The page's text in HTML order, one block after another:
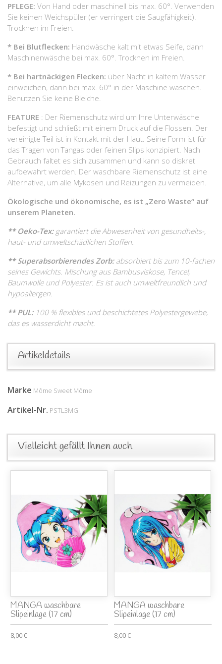
PFLEGE: Von Hand oder maschinell bis max. 60°. Verwenden
Sie keinen Weichspüler (er verringert die Saugfähigkeit).
Trocknen im Freien.
* Bei Blutflecken: Handwäsche kalt mit etwas Seife, dann
Maschinenwäsche bei max. 60°. Trocknen im Freien.
* Bei hartnäckigen Flecken: über Nacht in kaltem Wasser
einweichen, dann bei max. 60° in der Maschine waschen.
Benutzen Sie keine Bleiche.
FEATURE : Der Riemenschutz wird um Ihre Unterwäsche
befestigt und schließt mit einem Druck auf die Flossen. Der
vereinigte Teil ist in Kontakt mit der Haut. Seine Form ist für
das Tragen von Tangas oder feinen Slips konzipiert. Nach
Gebrauch faltet es sich zusammen und kann so diskret
aufbewahrt werden. Der waschbare Riemenschutz ist eine
Alternative, um alle Mykosen und Reizungen zu vermeiden.
Ökologische und ökonomische, es ist „Zero Waste“ auf
unserem Planeten.
** Oeko-Tex: garantiert die Abwesenheit von gesundheits-,
haut- und umweltschädlichen Stoffen.
** Superabsorbierendes Zorb:absorbiert bis zum 10-fachen
seines Gewichts. Mischung aus Bambusviskose, Tencel,
Baumwolle und Polyester. Es ist auch umweltfreundlich und
hypoallergen.
** PUL: 100 % flexibles und beschichtetes Polyestergewebe,
das es wasserdicht macht.
Artikeldetails
Marke Môme Sweet Môme
Artikel-Nr. PSTL3MG
Vielleicht gefällt Ihnen auch
MANGA waschbare
Slipeinlage (17 cm)
8,00 €
MANGA waschbare
Slipeinlage (17 cm)
8,00 €